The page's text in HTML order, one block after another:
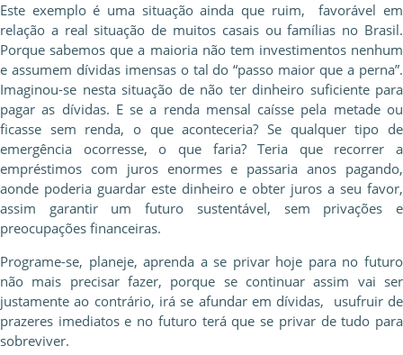
Este exemplo é uma situação ainda que ruim, favorável em
relação a real situação de muitos casais ou famílias no Brasil.
Porque sabemos que a maioria não tem investimentos nenhum
e assumem dívidas imensas o tal do “passo maior que a perna”.
Imaginou-se nesta situação de não ter dinheiro suficiente para
pagar as dívidas. E se a renda mensal caísse pela metade ou
ficasse sem renda, o que aconteceria? Se qualquer tipo de
emergência ocorresse, o que faria? Teria que recorrer a
empréstimos com juros enormes e passaria anos pagando,
aonde poderia guardar este dinheiro e obter juros a seu favor,
assim garantir um futuro sustentável, sem privações e
preocupações financeiras.
Programe-se, planeje, aprenda a se privar hoje para no futuro
não mais precisar fazer, porque se continuar assim vai ser
justamente ao contrário, irá se afundar em dívidas, usufruir de
prazeres imediatos e no futuro terá que se privar de tudo para
sobreviver.